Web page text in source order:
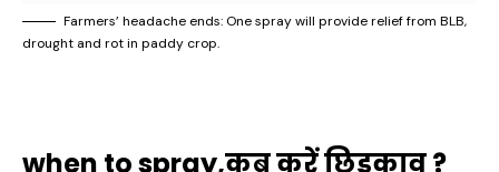
Farmers’ headache ends: One spray will provide relief from BLB,
drought and rot in paddy crop.
when to spray,कब करें छिड़काव ?